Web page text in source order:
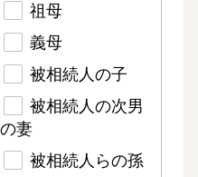
祖母
義母
被相続人の子
被相続人の次男
の妻
被相続人らの孫